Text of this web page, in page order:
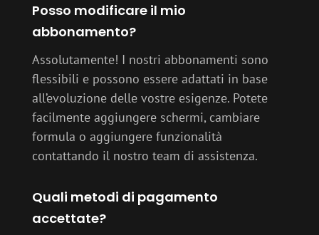
Posso modificare il mio
abbonamento?
Assolutamente! I nostri abbonamenti sono
flessibili e possono essere adattati in base
all’evoluzione delle vostre esigenze. Potete
facilmente aggiungere schermi, cambiare
formula o aggiungere funzionalità
contattando il nostro team di assistenza.
Quali metodi di pagamento
accettate?